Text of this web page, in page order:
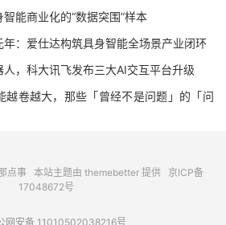
能商业化的“数据突围”样本
：爱仕达构筑具身智能全场景产业闭环
，科大讯飞发布三大AI交互平台升级
越卷越大，那些「曾经不是问题」的「问
点事本站主题由 themebetter提供 京ICP备
17048672号
网安备 11010502038216号